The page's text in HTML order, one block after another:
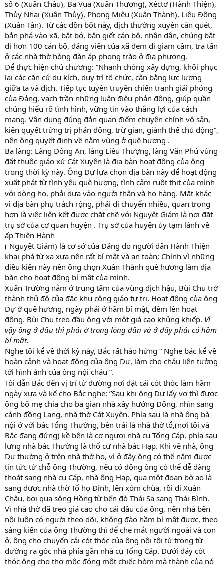
số 6 (Xuân Châu), Ba Vua (Xuân Thượng), Xéctơ (Hành Thiện),
Thủy Nhai (Xuân Thủy), Phong Miêu (Xuân Thành), Liêu Đông
(Xuân Tân). Từ các đồn bốt này, địch thường xuyên càn quét,
bắn phá vào xã, bắt bớ, bắn giết cán bộ, nhân dân, chúng bắt
đi hơn 100 cán bộ, đảng viên của xã đem đi giam cầm, tra tấn
ở các nhà thờ hòng đàn áp phong trào ở địa phương.
Để thực hiện chủ chương: ”Nhanh chóng xây dựng, khôi phục
lại các căn cứ du kích, duy trì tổ chức, cân bằng lực lượng
giữa ta và địch. Tiếp tục tuyên truyền chiến tranh giải phóng
của Đảng, vạch trần những luận điệu phản động, giúp quần
chúng hiểu rõ tình hình, vững tin vào thắng lợi của cách
mạng. Vận dụng đúng đắn quan điểm chuyên chính vô sản,
kiên quyết trừng trị phản động, trừ gian, giành thế chủ động”,
nên ông quyết định về nằm vùng ở quê hương .
Ba làng: Làng Đông An, làng Liêu Thượng, làng Văn Phú vùng
đất thuộc giáo xứ Cát Xuyên là địa bàn hoạt động của ông
trong thời kỳ này. Ông Dự lựa chọn địa bàn này để hoạt động
xuất phát từ tình yêu quê hương, tình cảm ruột thịt của mình
với dòng họ, phải dựa vào người thân và họ hàng. Mặt khác
vì địa bàn phụ trách rộng, phải di chuyển nhiều, quan trọng
hơn là việc liên kết được chặt chẽ với Nguyệt Giám là nơi đặt
trụ sở của cơ quan huyện . Trụ sở của huyện ủy tạm lánh về
ấp Thiên Hành
( Nguyệt Giám) là cơ sở của Đảng do người dân Hành Thiện
khai phá từ xa xưa nên rất bí mật và an toàn; Chính vì những
điều kiện này nên ông chọn Xuân Thành quê hương làm địa
bàn cho hoạt động bí mật của mình.
Xuân Trường nằm ở trung tâm của vùng địch hậu, Bùi Chu trở
thành thủ đô của đặc khu công giáo tự trị. Hoạt động của ông
Dự ở quê hương, ngày phải ở hầm bí mật, đêm lên hoạt
động. Bùi Chu treo đầu ông với một giá cao khủng khiếp. Vì
vậy ông ở đâu thì phải ở trong lòng dân và ở đấy phải có hầm
bí mật.
Nghe tôi kể về thời kỳ này, Bắc rất hào hứng “ Nghe bác kể về
hoàn cảnh và hoạt động của ông Dự, làm cho cháu liên tưởng
tới hình ảnh của ông nội cháu ”.
Tôi dẫn Bắc đến vị trí từ đường nơi đặt cái cót thóc làm hầm
ngày xưa và kể cho Bắc nghe: ”Sau khi ông Dự lấy vợ thì được
ông bố mẹ chia cho ba gian nhà xây hướng Đông, nhìn sang
cánh đồng Lang, nhà thờ Cát Xuyên. Phía sau là nhà ông bà
nội ở với bác Tổng Thường, bên trái là nhà thờ tổ,(nơi tôi và
Bắc đang đứng) kề bên là cơ ngươi nhà cụ Tổng Cáp, phía sau
lưng nhà bác Thường là thổ cư nhà bác Hạp. Khi về nhà, ông
Dự thường ở trên nhà thờ họ, vì ở đây ông có thể nắm được
tin tức từ chỗ ông Thường, nếu có động ông có thể dễ dàng
thoát sang nhà cụ Cáp, nhà ông Hạp, qua một đoạn bờ ao là
sang được nhà thờ Tổ họ Đinh, lên xóm chùa, rồi đi Xuân
Châu, bơi qua sông Hồng từ bến đò Thái Sa sang Thái Bình.
Vì nhà thờ đã treo giá cao cho cái đầu của ông, nên nhà bên
nội luôn có người theo dõi, không đào hầm bí mật được, theo
sáng kiến của ông Thường thì để che mắt người ngoài và con
ở, ông cho chuyển cái cót thóc của ông nội tôi từ trong từ
đường ra góc nhà phía gần nhà cụ Tổng Cáp. Dưới đáy cót
thóc ông cho thợ mộc đóng một chiếc hòm mà thành của nó